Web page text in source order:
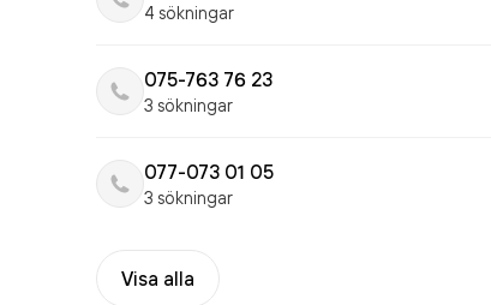
4 sökningar
075-763 76 23
3 sökningar
077-073 01 05
3 sökningar
Visa alla